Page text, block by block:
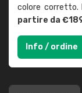
colore corretto.
partire da
Info / ordine